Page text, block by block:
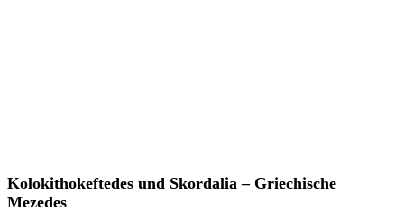
Kolokithokeftedes und Skordalia – Griechische
Mezedes